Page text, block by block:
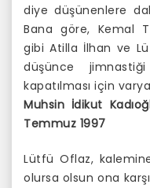
diye düşünenlere
Bana göre, Kemal
gibi Atilla İlhan ve
düşünce
kapatılması için
Muhsin İdikut
Temmuz 1997
Lütfü Oflaz,
olursa olsun ona